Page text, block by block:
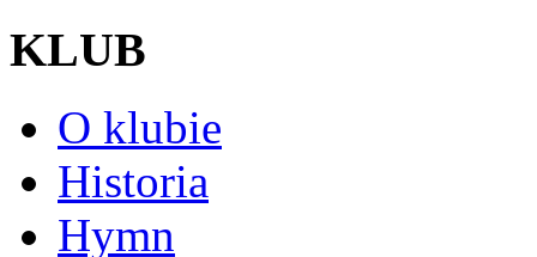
KLUB
O klubie
Historia
Hymn